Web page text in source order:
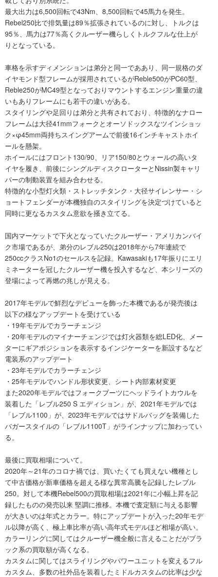
最大出力は6,500回転で43Nm、8,500回転で45馬力を発生。
Rebel250比で排気量は89％拡張されているのに対し、トルクは
95％、馬力は77％高くクルーザー機らしくトルクフルな仕上が
りとなっている。
車格を示すディメンションは弟分と同一でああり、同一規格のダ
イヤモンド型フレームが採用されているがReble500がPC60型、
Reble250がMC49型となっておりマウントするエンジン重量の違
いもありフレームにも若干の違いがある。
スタイリングや足回りは弟分と共有されており、特徴的なナロー
フレームは大径41mmフォークとオーソドックスなツインショッ
ク×φ45mm両持ちスイングアームで前後16インチキャストホイ
ールを懸架。
ホイールにはフロント130/90、リア150/80とウォールの高いタ
イヤを履き、前後にシングルディスクローターとNissin製キャリ
パーの制動装置を組み合わせる。
特徴的な小型灯火類・ストレッチタンク・大径サイレンサー・シ
ョートフェンダーが本機独自のスタイリングを決定づけていると
同時に更なるカスタム意欲を掻き立てる。
国内マーケットで下火となっていたクルーザー・アメリカンバイ
ク市場であるが、弟分のレブル250は2018年から7年連続で
250ccクラスNo1のセールスを記録。Kawasakiも17年振りにエリ
ミネーターを冠したクルーザー機を投入するなど、本シリーズの
登場によって再燃の兆しが見える。
2017年モデルで鮮烈なデビューを飾った本機であるが発売後は
以下の様なアップデートを受けている
・19年モデルでカラーチェンジ
・20年モデルのマイナーチェンジでは灯火器類を総LED化、メー
ターにギアポジションを表示するインジケーターを新設するなど
電装系のアップデート
・23年モデルでカラーチェンジ
・25年モデルでハンドル形状変更、シート内部素材変更
また2020年モデルではフォークブーツにヘッドライトカウルを
装着した「レブル250 S エディション」が、2021年モデルでは
「レブル1100」が、2023年モデルではサドルバッグを装備した
バガースタイルの「レブル1100T」がラインナップに加わってい
る。
最後に買取相場について。
2020年～21年のコロナ禍では、買いたくても買えない機種とし
て中古価格が新車価格を超える様な異常高騰を記録したレブル
250。対して本機Rebel500の買取相場は2021年に小幅上昇を記
録したものの発売以来 堅調に推移。本機で査定額に与える影響
が大きいのは年式とカラー。特にアップデートが入った20年モデ
ル以降が高く、極上車比率が高い高年式モデルほど相場が高い。
カラーリングに関してはクルーザー機全般に言えることだがブラ
ック系の買取額が高くなる。
カスタムに関してはスライリングやパワーユニットを変えるフル
カスタム、多数の社外品を装着したミドルカスタムの比率は少な